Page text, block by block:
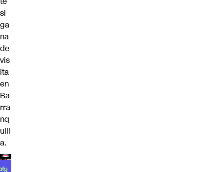
si
ga
na
de
vis
ita
en
Ba
rra
nq
uill
a.